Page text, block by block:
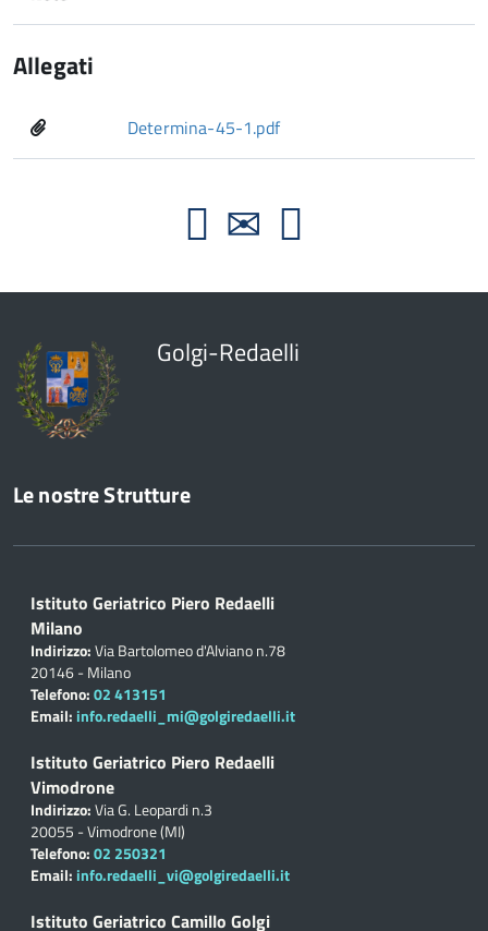
Allegati
Determina-45-1.pdf
Golgi-Redaelli
Le nostre Strutture
Istituto Geriatrico Piero Redaelli
Milano
Indirizzo:Via Bartolomeo d'Alviano n.78
20146 - Milano
Telefono:02 413151
Email: info.redaelli_mi@golgiredaelli.it
Istituto Geriatrico Piero Redaelli
Vimodrone
Indirizzo:Via G. Leopardi n.3
20055 - Vimodrone (MI)
Telefono:02 250321
Email: info.redaelli_vi@golgiredaelli.it
Istituto Geriatrico Camillo Golgi